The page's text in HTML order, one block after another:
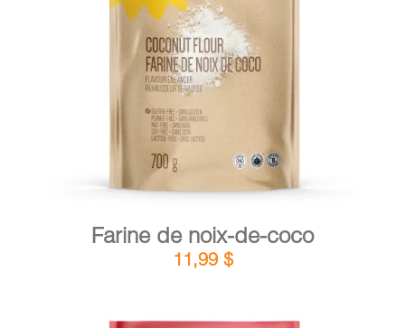
AJOUTER AU PANIER / DÉTAILS
Farine de noix-de-coco
11,99 $